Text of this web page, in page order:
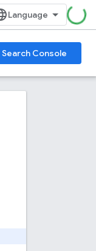
Search Console